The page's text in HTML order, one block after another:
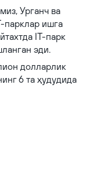
Урганч ва
парклар ишга
IT-парк
эди.
долларлик
6 та ҳудудида